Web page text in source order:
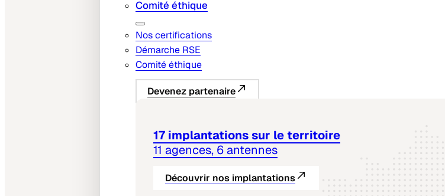
Comité éthique
Nos certifications
Démarche RSE
Comité éthique
Devenez partenaire
17 implantations sur le territoire
11 agences, 6 antennes
Découvrir nos implantations